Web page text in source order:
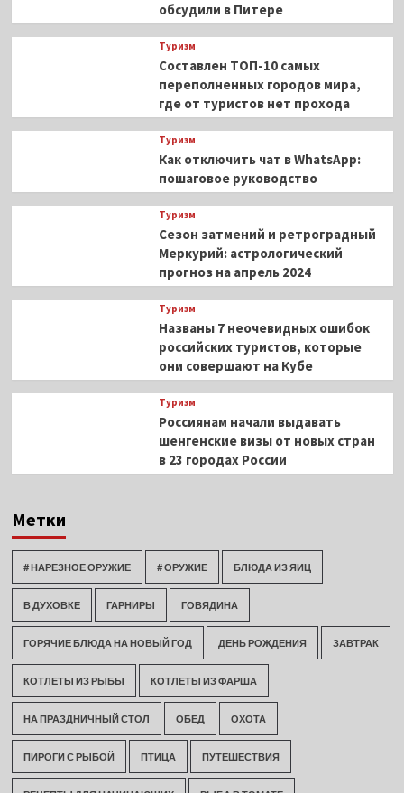
обсудили в Питере
Туризм
Составлен ТОП-10 самых
переполненных городов мира,
где от туристов нет прохода
Туризм
Как отключить чат в WhatsApp:
пошаговое руководство
Туризм
Сезон затмений и ретроградный
Меркурий: астрологический
прогноз на апрель 2024
Туризм
Названы 7 неочевидных ошибок
российских туристов, которые
они совершают на Кубе
Туризм
Россиянам начали выдавать
шенгенские визы от новых стран
в 23 городах России
Метки
# НАРЕЗНОЕ ОРУЖИЕ # ОРУЖИЕ БЛЮДА ИЗ ЯИЦ
В ДУХОВКЕ ГАРНИРЫ ГОВЯДИНА
ГОРЯЧИЕ БЛЮДА НА НОВЫЙ ГОД ДЕНЬ РОЖДЕНИЯ ЗАВТРАК
КОТЛЕТЫ ИЗ РЫБЫ КОТЛЕТЫ ИЗ ФАРША
НА ПРАЗДНИЧНЫЙ СТОЛ ОБЕД ОХОТА
ПИРОГИ С РЫБОЙ ПТИЦА ПУТЕШЕСТВИЯ